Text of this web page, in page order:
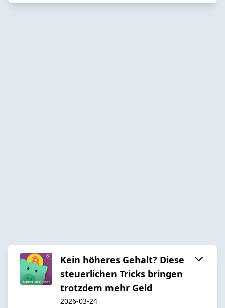
Kein höheres Gehalt? Diese
steuerlichen Tricks bringen
trotzdem mehr Geld
2026-03-24